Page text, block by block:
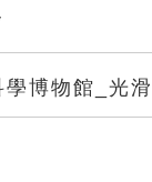
學博物館_光